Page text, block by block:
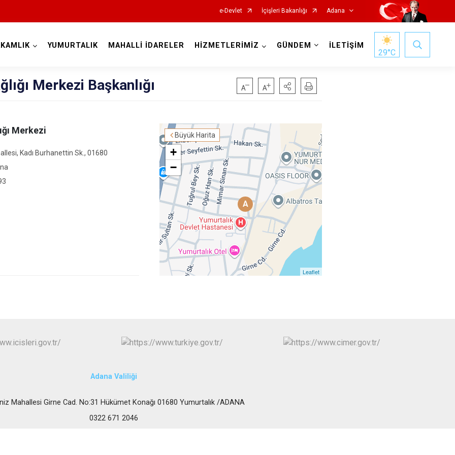
e-Devlet İçişleri Bakanlığı Adana
Aladağ
Ceyhan
Feke
İmamoğlu
Karaisalı
Karataş
Kozan
Pozantı
Saimbeyli
Seyhan
Tufanbeyli
Yumurtalık
Sarıçam
YUMURTALIK MAHALLİ İDARELER HİZMETLERİMİZ GÜNDEM İLETİŞİM
29°C
Merkezi Başkanlığı
Büyük Harita
A
+
−
Leaflet
Merkezi
Kadı Burhanettin Sk., 01680
Adana Valiliği
Mahallesi Girne Cad. No:31 Hükümet Konağı 01680 Yumurtalık /ADANA
0322 671 2046